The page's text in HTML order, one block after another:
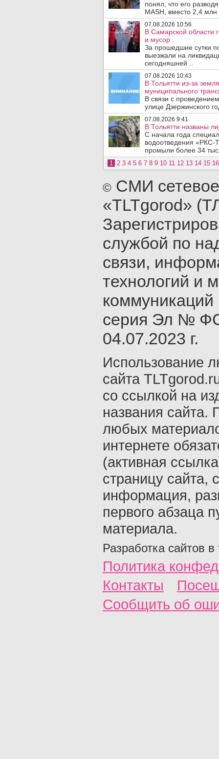
понял, что его
MASH, вместо 2,4 млн
07.08.2026 10:56
В Самарской области
и мусор .
За прошедшие сутки
выезжали на
сегодняшней ..
07.08.2026 10:43
В Тольятти из-за
муниципального
В связи с
улице Дзержинского
07.08.2026 9:41
В Тольятти названы
С начала года
водоотведения «РКС-
промыли более 34
1 2 3 4 5 6 7 8 9 10 11 12 13 14 15 16
© СМИ
«TLTgorod»
службой по
связи,
технологий и
серия Эл №
04.07.2023 г.
Использование
сайта
со ссылкой на
названия сайта.
любых
интернете
(активная
страницу сайта,
информация,
первого абзаца
материала.
Разработка сайтов в
Политика
Контакты
Сообщить об